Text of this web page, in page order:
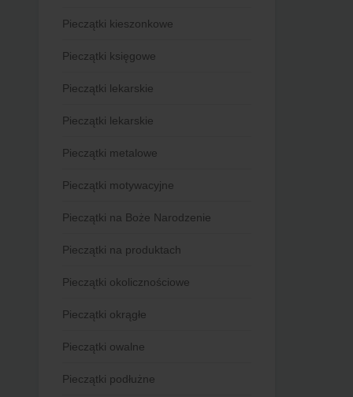
Pieczątki kieszonkowe
Pieczątki księgowe
Pieczątki lekarskie
Pieczątki lekarskie
Pieczątki metalowe
Pieczątki motywacyjne
Pieczątki na Boże Narodzenie
Pieczątki na produktach
Pieczątki okolicznościowe
Pieczątki okrągłe
Pieczątki owalne
Pieczątki podłużne